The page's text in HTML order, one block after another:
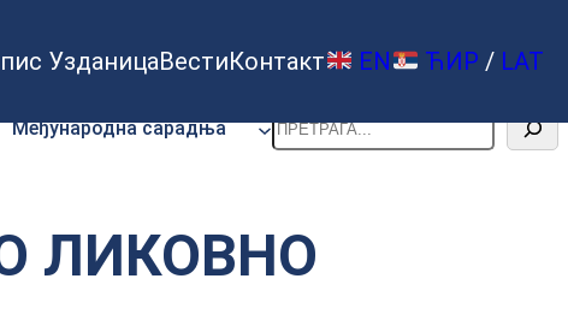
УзданицаВестиКонтакт EN ЋИР / LAT
Међународна сарадња Претрага
ЛИКОВНО